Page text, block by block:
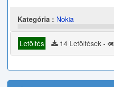
Kategória : Nokia
Letöltés 14 Letöltések -